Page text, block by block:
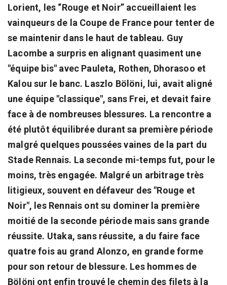
Lorient, les “Rouge et Noir” accueillaient les
vainqueurs de la Coupe de France pour tenter de
se maintenir dans le haut de tableau. Guy
Lacombe a surpris en alignant quasiment une
"équipe bis" avec Pauleta, Rothen, Dhorasoo et
Kalou sur le banc. Laszlo Bölöni, lui, avait aligné
une équipe "classique", sans Frei, et devait faire
face à de nombreuses blessures. La rencontre a
été plutôt équilibrée durant sa première période
malgré quelques poussées vaines de la part du
Stade Rennais. La seconde mi-temps fut, pour le
moins, très engagée. Malgré un arbitrage très
litigieux, souvent en défaveur des "Rouge et
Noir", les Rennais ont su dominer la première
moitié de la seconde période mais sans grande
réussite. Utaka, sans réussite, a du faire face
quatre fois au grand Alonzo, en grande forme
pour son retour de blessure. Les hommes de
Bölöni ont enfin trouvé le chemin des filets à la